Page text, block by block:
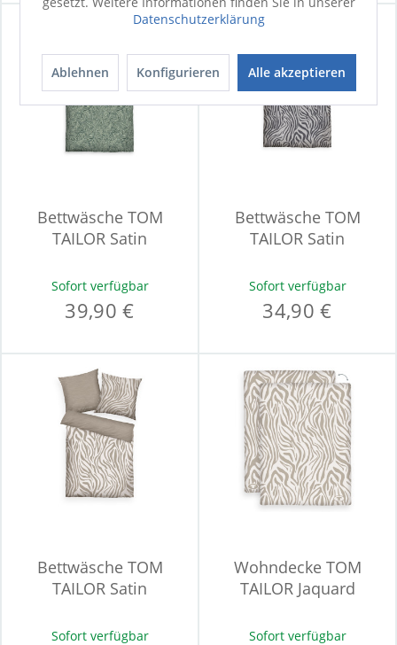
Bettwäsche TOM
TAILOR Satin
Sofort verfügbar
39,90 €
Bettwäsche TOM
TAILOR Satin
Sofort verfügbar
34,90 €
Bettwäsche TOM
TAILOR Satin
Sofort verfügbar
Wohndecke TOM
TAILOR Jaquard
Sofort verfügbar
Datenschutzerklärung
Ablehnen Konfigurieren Alle akzeptieren